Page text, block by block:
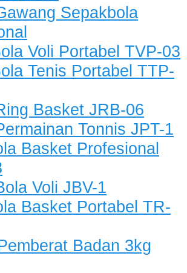
Sepakbola
Voli Portabel TVP-03
Tenis Portabel TTP-
Basket JRB-06
Tonnis JPT-1
Basket Profesional
Voli JBV-1
Basket Portabel TR-
Badan 3kg